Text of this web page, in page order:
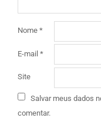
Nome *
E-mail *
Site
Salvar meus dados
comentar.